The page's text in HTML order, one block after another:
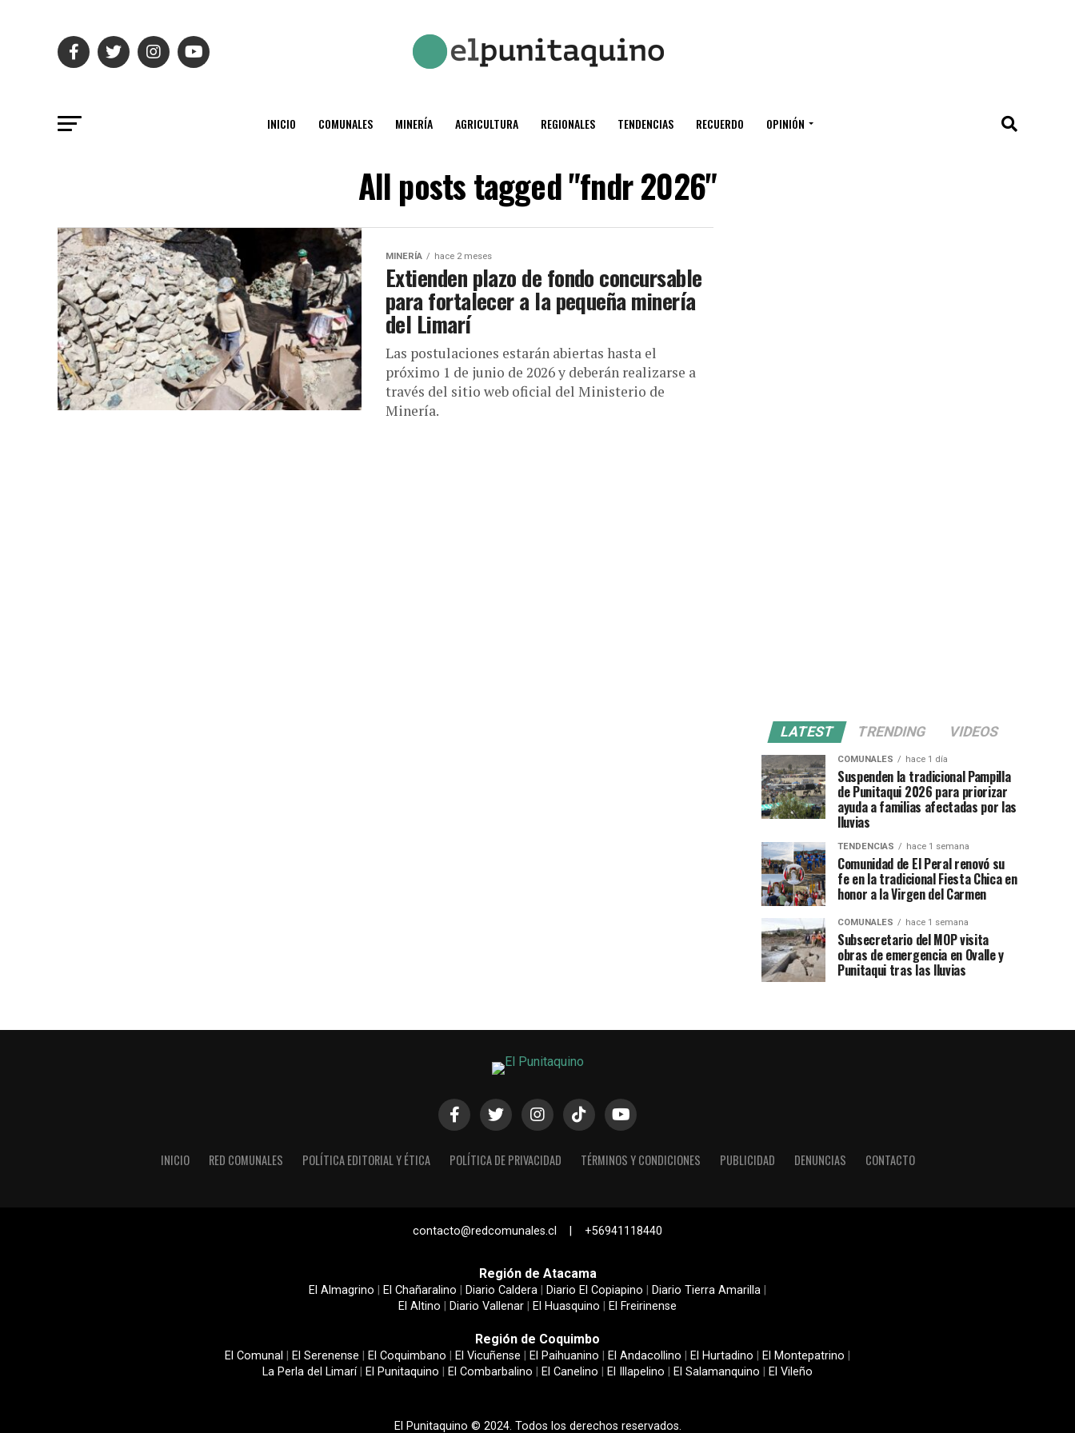
INICIO COMUNALES MINERÍA AGRICULTURA REGIONALES TENDENCIAS RECUERDO OPINIÓN
All posts tagged "fndr 2026"
MINERÍA hace 2 meses
Extienden plazo de fondo concursable
para fortalecer a la pequeña minería
del Limarí
Las postulaciones estarán abiertas hasta el
próximo 1 de junio de 2026 y deberán realizarse a
través del sitio web oficial del Ministerio de
Minería.
LATEST TRENDING VIDEOS
COMUNALES hace 1 día
Suspenden la tradicional Pampilla
de Punitaqui 2026 para priorizar
ayuda a familias afectadas por las
lluvias
TENDENCIAS hace 1 semana
Comunidad de El Peral renovó su
fe en la tradicional Fiesta Chica en
honor a la Virgen del Carmen
COMUNALES hace 1 semana
Subsecretario del MOP visita
obras de emergencia en Ovalle y
Punitaqui tras las lluvias
INICIO RED COMUNALES POLÍTICA EDITORIAL Y ÉTICA POLÍTICA DE PRIVACIDAD TÉRMINOS Y CONDICIONES PUBLICIDAD DENUNCIAS CONTACTO
contacto@redcomunales.cl | +56941118440
Región de Atacama
El Almagrino El Chañaralino Diario Caldera Diario El Copiapino Diario Tierra Amarilla
El Altino
Diario Vallenar El Huasquino El Freirinense
Región de Coquimbo
El Comunal El Serenense El Coquimbano El Vicuñense El Paihuanino El Andacollino El Hurtadino El Montepatrino
La Perla del Limarí| El Punitaquino El Combarbalino El Canelino El Illapelino El Salamanquino El Vileño
El Punitaquino © 2024. Todos los derechos reservados.